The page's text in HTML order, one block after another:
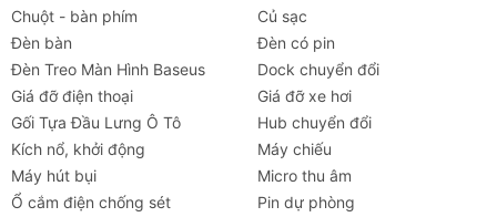
Chuột - bàn phím
Củ sạc
Đèn bàn
Đèn có pin
Đèn Treo Màn Hình Baseus
Dock chuyển đổi
Giá đỡ điện thoại
Giá đỡ xe hơi
Gối Tựa Đầu Lưng Ô Tô
Hub chuyển đổi
Kích nổ, khởi động
Máy chiếu
Máy hút bụi
Micro thu âm
Ổ cắm điện chống sét
Pin dự phòng